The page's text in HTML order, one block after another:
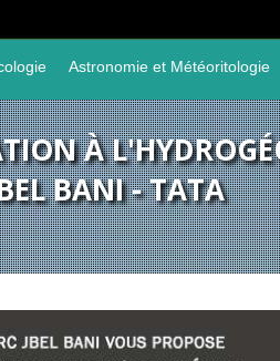
Astronomie et Météoritologie
À
BANI - TATA